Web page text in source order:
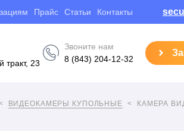
Прайс Статьи Контакты
тракт, 23
Звоните нам
8 (843) 204-12-32
ВИДЕОКАМЕРЫ КУПОЛЬНЫЕ КАМЕРА